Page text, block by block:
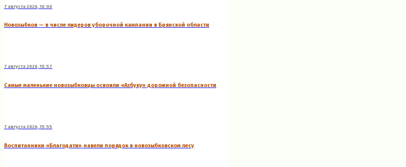
7 августа 2026, 16:00
Новозыбков — в числе лидеров уборочной кампании в Брянской области
7 августа 2026, 15:57
Самые маленькие новозыбковцы освоили «Азбуку» дорожной безопасности
7 августа 2026, 15:55
Воспитанники «Благодати» навели порядок в новозыбковском лесу